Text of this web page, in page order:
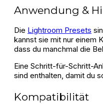
Anwendung &
Die Lightroom Presets
kannst sie mit nur einem
dass du manchmal die
Eine Schritt-für-Schritt-
sind enthalten, damit du
Kompatibilität